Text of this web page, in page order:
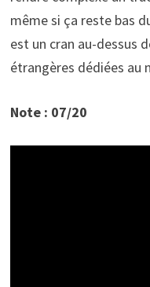
même si ça reste bas
est un cran au-dessus
étrangères dédiées au
Note : 07/20